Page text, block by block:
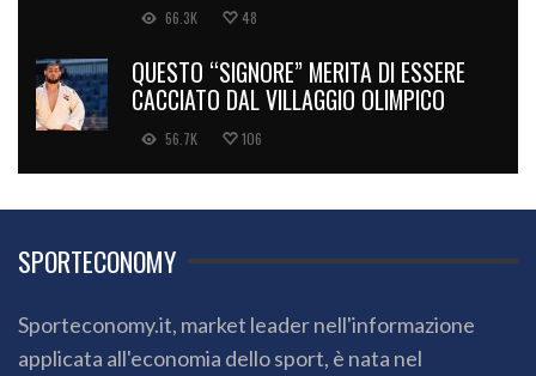
66.3K 48
QUESTO “SIGNORE” MERITA DI ESSERE
CACCIATO DAL VILLAGGIO OLIMPICO
56.7K 106
SPORTECONOMY
Sporteconomy.it, market leader nell'informazione
applicata all'economia dello sport, è nata nel